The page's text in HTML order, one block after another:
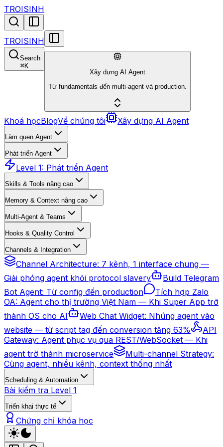
TROISINH
TROISINH
Search
⌘K
Xây dựng AI Agent
Từ fundamentals đến multi-agent và production.
Khoá họcBlogVề chúng tôi Xây dựng AI Agent
Làm quen Agent
Phát triển Agent
Level 1: Phát triển Agent
Skills & Tools nâng cao
Memory & Context nâng cao
Multi-Agent & Teams
Hooks & Quality Control
Channels & Integration
Channel Architecture: 7 kênh, 1 interface chung —
Giải phóng agent khỏi protocol slavery
Build Telegram
Bot Agent: Từ config đến production
Tích hợp Zalo
OA: Agent cho thị trường Việt Nam — Khi Super App trở
thành OS cho AI
Web Chat Widget: Nhúng agent vào
website — từ script tag đến conversion tăng 63%
API
Gateway: Agent phục vụ qua REST/WebSocket — Khi
agent trở thành microservice
Multi-channel Strategy:
Cùng agent, nhiều kênh, context thống nhất
Scheduling & Automation
Bài kiểm tra Level 1
Triển khai thực tế
Chứng chỉ khóa học